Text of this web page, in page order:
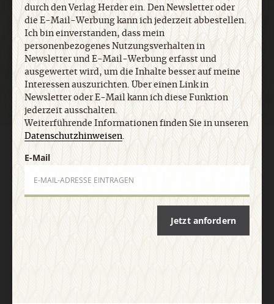
Jetzt anmelden
Vertrag widerrufen Abo online kündigen
durch den Verlag Herder ein. Den Newsletter oder
die E-Mail-Werbung kann ich jederzeit abbestellen.
Ich bin einverstanden, dass mein
personenbezogenes Nutzungsverhalten in
Newsletter und E-Mail-Werbung erfasst und
ausgewertet wird, um die Inhalte besser auf meine
Interessen auszurichten. Über einen Link in
Newsletter oder E-Mail kann ich diese Funktion
jederzeit ausschalten.
Weiterführende Informationen finden Sie in unseren
Datenschutzhinweisen.
E-Mail
Jetzt anfordern